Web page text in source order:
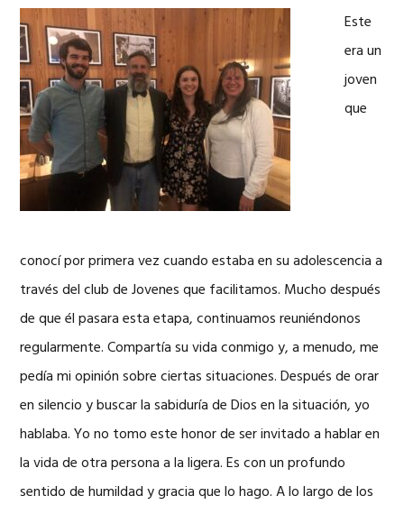
Este
era un
joven
que
conocí por primera vez cuando estaba en su adolescencia a
través del club de Jovenes que facilitamos. Mucho después
de que él pasara esta etapa, continuamos reuniéndonos
regularmente. Compartía su vida conmigo y, a menudo, me
pedía mi opinión sobre ciertas situaciones. Después de orar
en silencio y buscar la sabiduría de Dios en la situación, yo
hablaba. Yo no tomo este honor de ser invitado a hablar en
la vida de otra persona a la ligera. Es con un profundo
sentido de humildad y gracia que lo hago. A lo largo de los